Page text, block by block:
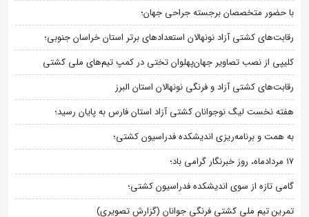
با حضور متخصصان برجسته جراحی جهان؛
رقابت‌های کشتی آزاد نونهالان استعدادهای برتر استان خراسان جنوبی؛
کلیپی از نصب تصاویر جهان‌پهلوان تختی در کمپ تیم‌های ملی کشتی
رقابت‌های کشتی آزاد و فرنگی نونهالان استان البرز
هفته نخست لیگ نوجوانان کشتی آزاد استان فارس به پایان رسید؛
به همت و برنامه‌ریزی اندیشکده فدراسیون کشتی؛
۱۷ مردادماه، روز خبرنگار گرامی باد؛
گامی تازه از سوی اندیشکده فدراسیون کشتی؛
تمرین تیم ملی کشتی فرنگی جوانان (گزارش تصویری)